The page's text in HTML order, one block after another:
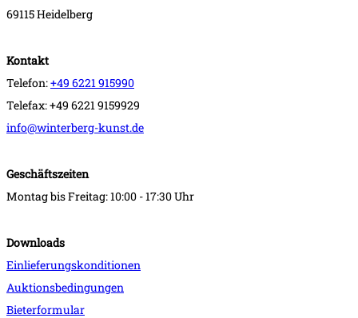
69115 Heidelberg
Kontakt
Telefon:+49 6221 915990
Telefax: +49 6221 9159929
info@winterberg-kunst.de
Geschäftszeiten
Montag bis Freitag: 10:00 - 17:30 Uhr
Downloads
Einlieferungskonditionen
Auktionsbedingungen
Bieterformular